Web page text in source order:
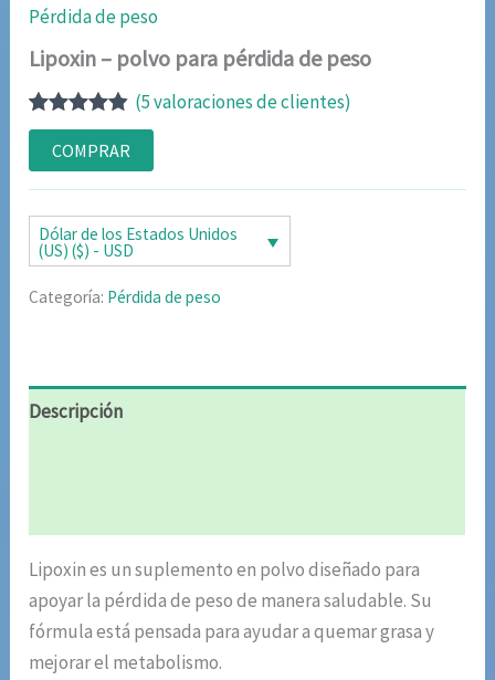
Pérdida de peso
Lipoxin – polvo para pérdida de peso
Valorado
con4.80de
5 en base
a
5
de clientes
(5valoraciones de clientes)
COMPRAR
Dólar de los Estados Unidos
(US) ($) - USD
Categoría: Pérdida de peso
Descripción
Lipoxin es un suplemento en polvo diseñado para
apoyar la pérdida de peso de manera saludable. Su
fórmula está pensada para ayudar a quemar grasa y
mejorar el metabolismo.